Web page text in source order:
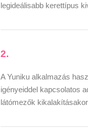
legideálisabb kerettípus
2.
A Yuniku alkalmazás
igényeiddel kapcsolatos
látómezők